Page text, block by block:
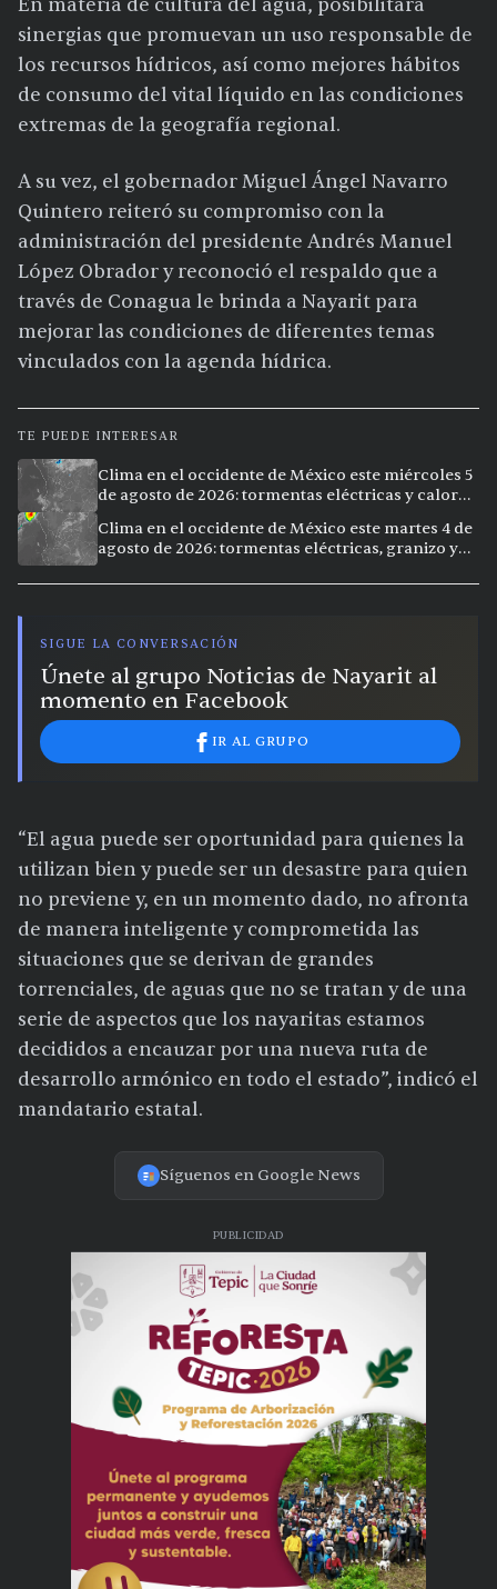
En materia de cultura del agua, posibilitará
sinergias que promuevan un uso responsable de
los recursos hídricos, así como mejores hábitos
de consumo del vital líquido en las condiciones
extremas de la geografía regional.
A su vez, el gobernador Miguel Ángel Navarro
Quintero reiteró su compromiso con la
administración del presidente Andrés Manuel
López Obrador y reconoció el respaldo que a
través de Conagua le brinda a Nayarit para
mejorar las condiciones de diferentes temas
vinculados con la agenda hídrica.
TE PUEDE INTERESAR
Clima en el occidente de México este miércoles 5
de agosto de 2026: tormentas eléctricas y calor
Clima en el occidente de México este martes 4 de
agosto de 2026: tormentas eléctricas, granizo y
SIGUE LA CONVERSACIÓN
Únete al grupo Noticias de Nayarit al
momento en Facebook
IR AL GRUPO
“El agua puede ser oportunidad para quienes la
utilizan bien y puede ser un desastre para quien
no previene y, en un momento dado, no afronta
de manera inteligente y comprometida las
situaciones que se derivan de grandes
torrenciales, de aguas que no se tratan y de una
serie de aspectos que los nayaritas estamos
decididos a encauzar por una nueva ruta de
desarrollo armónico en todo el estado”, indicó el
mandatario estatal.
Síguenos en Google News
PUBLICIDAD